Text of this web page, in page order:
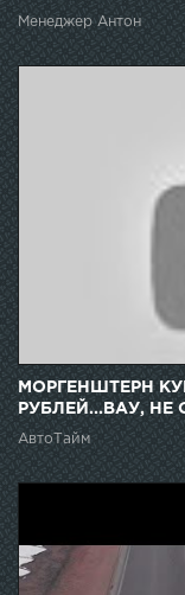
Менеджер Антон
МОРГЕНШТЕРН
РУБЛЕЙ...ВАУ,
АвтоТайм